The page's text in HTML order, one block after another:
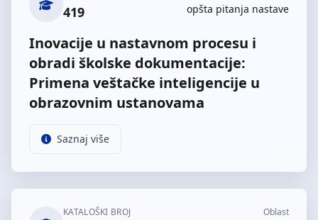
419 opšta pitanja nastave
Inovacije u nastavnom procesu i
obradi školske dokumentacije:
Primena veštačke inteligencije u
obrazovnim ustanovama
Saznaj više
KATALOŠKI BROJ Oblast